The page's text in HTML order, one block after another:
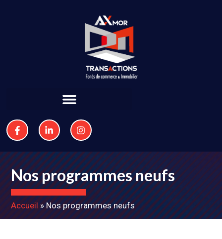
Nos programmes neufs
Accueil » Nos programmes neufs